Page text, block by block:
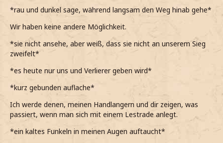
*rau und dunkel sage, während langsam den Weg hinab gehe*
Wir haben keine andere Möglichkeit.
*sie nicht ansehe, aber weiß, dass sie nicht an unserem Sieg
zweifelt*
*es heute nur uns und Verlierer geben wird*
*kurz gebunden auflache*
Ich werde denen, meinen Handlangern und dir zeigen, was
passiert, wenn man sich mit einem Lestrade anlegt.
*ein kaltes Funkeln in meinen Augen auftaucht*